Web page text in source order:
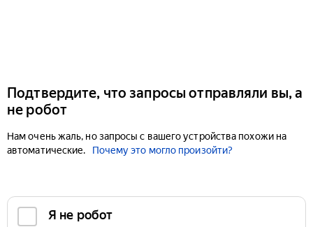
Подтвердите, что запросы отправляли вы, а
не робот
Нам очень жаль, но запросы с вашего устройства похожи на
автоматические.
Почему это могло произойти?